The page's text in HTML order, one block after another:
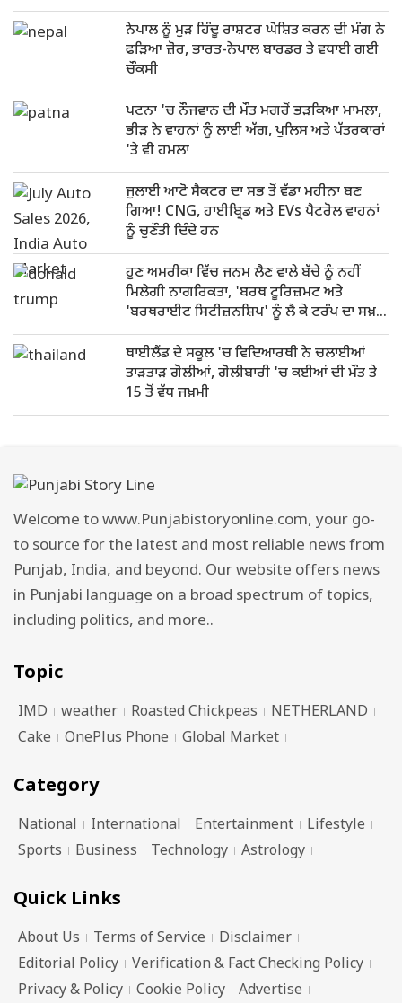
ਨੇਪਾਲ ਨੂੰ ਮੁੜ ਹਿੰਦੂ ਰਾਸ਼ਟਰ ਘੋਸ਼ਿਤ ਕਰਨ ਦੀ ਮੰਗ ਨੇ
ਫੜਿਆ ਜ਼ੋਰ, ਭਾਰਤ-ਨੇਪਾਲ ਬਾਰਡਰ ਤੇ ਵਧਾਈ ਗਈ
ਚੌਕਸੀ
ਪਟਨਾ 'ਚ ਨੌਜਵਾਨ ਦੀ ਮੌਤ ਮਗਰੋਂ ਭੜਕਿਆ ਮਾਮਲਾ,
ਭੀੜ ਨੇ ਵਾਹਨਾਂ ਨੂੰ ਲਾਈ ਅੱਗ, ਪੁਲਿਸ ਅਤੇ ਪੱਤਰਕਾਰਾਂ
'ਤੇ ਵੀ ਹਮਲਾ
ਜੁਲਾਈ ਆਟੋ ਸੈਕਟਰ ਦਾ ਸਭ ਤੋਂ ਵੱਡਾ ਮਹੀਨਾ ਬਣ
ਗਿਆ! CNG, ਹਾਈਬ੍ਰਿਡ ਅਤੇ EVs ਪੈਟਰੋਲ ਵਾਹਨਾਂ
ਨੂੰ ਚੁਣੌਤੀ ਦਿੰਦੇ ਹਨ
ਹੁਣ ਅਮਰੀਕਾ ਵਿੱਚ ਜਨਮ ਲੈਣ ਵਾਲੇ ਬੱਚੇ ਨੂੰ ਨਹੀਂ
ਮਿਲੇਗੀ ਨਾਗਰਿਕਤਾ, 'ਬਰਥ ਟੂਰਿਜ਼ਮਟ ਅਤੇ
'ਬਰਥਰਾਈਟ ਸਿਟੀਜ਼ਨਸ਼ਿਪ' ਨੂੰ ਲੈ ਕੇ ਟਰੰਪ ਦਾ ਸਖ਼ਤ
ਰੁਖ
ਥਾਈਲੈਂਡ ਦੇ ਸਕੂਲ 'ਚ ਵਿਦਿਆਰਥੀ ਨੇ ਚਲਾਈਆਂ
ਤਾੜਤਾੜ ਗੋਲੀਆਂ, ਗੋਲੀਬਾਰੀ 'ਚ ਕਈਆਂ ਦੀ ਮੌਤ ਤੇ
15 ਤੋਂ ਵੱਧ ਜਖ਼ਮੀ
Welcome to www.Punjabistoryonline.com, your go-
to source for the latest and most reliable news from
Punjab, India, and beyond. Our website offers news
in Punjabi language on a broad spectrum of topics,
including politics, and more..
Topic
IMD weather Roasted Chickpeas
NETHERLAND
Cake
OnePlus Phone Global Market
Category
National International Entertainment
Lifestyle
Sports
Business Technology Astrology
Quick Links
About Us Terms of Service
Disclaimer
Editorial Policy
Verification & Fact Checking Policy
Privacy & Policy
Cookie Policy Advertise